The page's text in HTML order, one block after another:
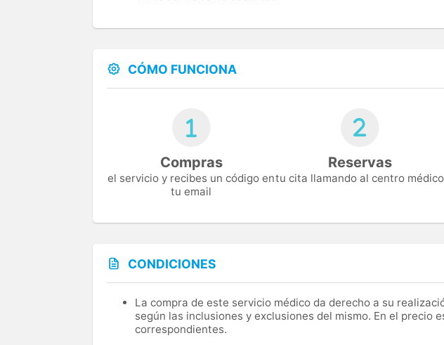
CÓMO FUNCIONA
Compras
el servicio y recibes un código en
tu email
Reservas
tu cita llamando al centro médico
CONDICIONES
La compra de este servicio médico da derecho a su
según las inclusiones y exclusiones del mismo. En el precio
correspondientes.